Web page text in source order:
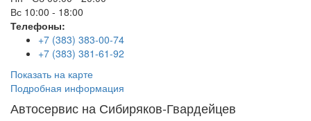
Вс 10:00 - 18:00
Телефоны:
+7 (383) 383-00-74
+7 (383) 381-61-92
Показать на карте
Подробная информация
Автосервис на Сибиряков-Гвардейцев